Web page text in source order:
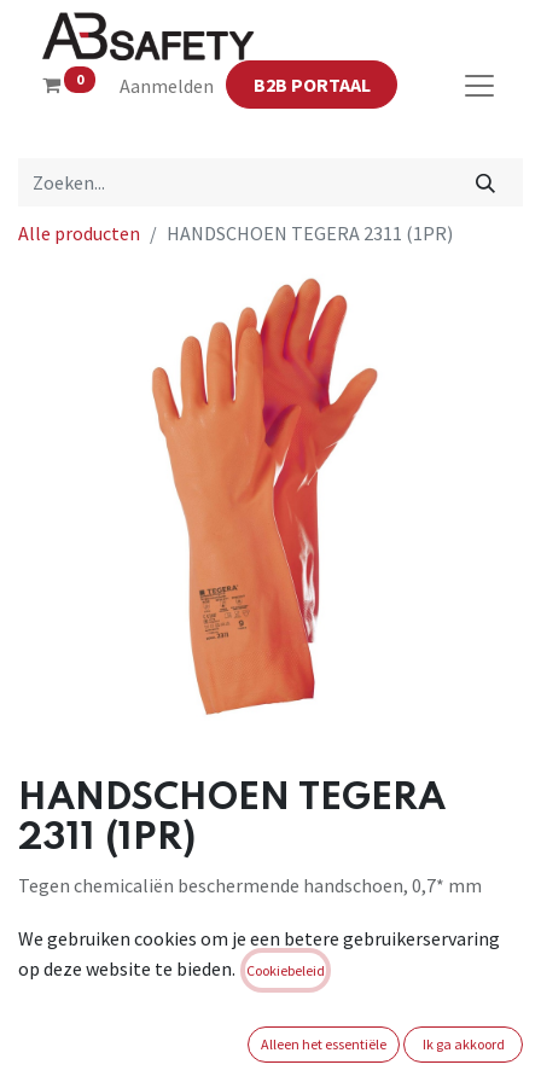
0 Aanmelden B2B PORTAAL
Alle producten HANDSCHOEN TEGERA 2311 (1PR)
HANDSCHOEN TEGERA
2311 (1PR)
Tegen chemicaliën beschermende handschoen, 0,7* mm
gevoerd, goedgekeurd voor hantering levensmiddelen,
behalve voor vette levensmiddelen, voor algemene
3110X - EN ISO 374-5:2016 - EN ISO 21420:2020 - EN ISO 374-
1:2016/A1:2018 Type A AKLMNPST
We gebruiken cookies om je een betere gebruikerservaring
op deze website te bieden.
Cookiebeleid
Alleen het essentiële Ik ga akkoord